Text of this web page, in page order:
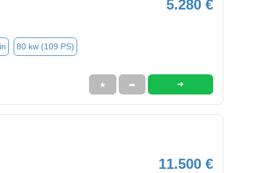
5.280 €
80 kw (109 PS)
★ ➦ ➜
11.500 €